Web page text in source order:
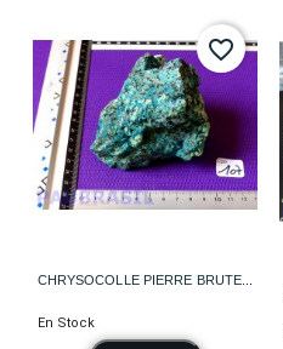
CHRYSOCOLLE PIERRE BRUTE...
En Stock
favorite_border